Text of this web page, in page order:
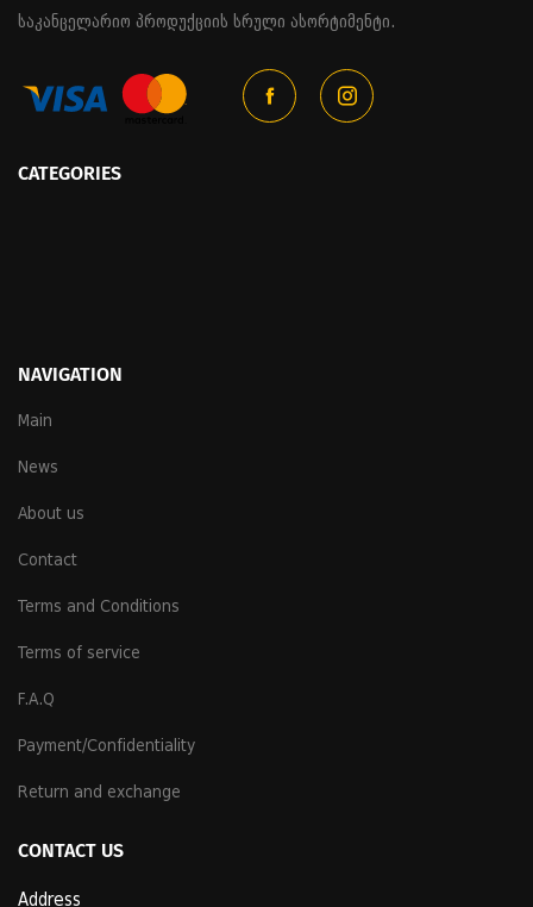
საკანცელარიო პროდუქციის სრული ასორტიმენტი.
CATEGORIES
NAVIGATION
Main
News
About us
Contact
Terms and Conditions
Terms of service
F.A.Q
Payment/Confidentiality
Return and exchange
CONTACT US
Address